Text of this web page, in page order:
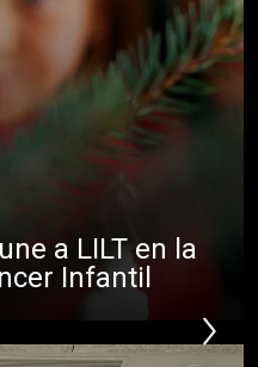
a LILT en la
Infantil